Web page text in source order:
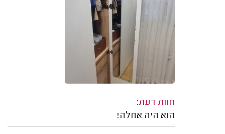
חוות דעת:
הוא היה אחלה!